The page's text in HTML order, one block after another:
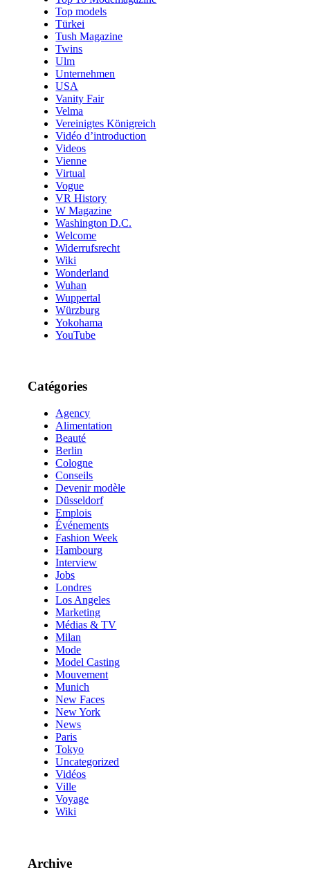
Top models
Türkei
Tush Magazine
Twins
Ulm
Unternehmen
USA
Vanity Fair
Velma
Vereinigtes Königreich
Vidéo d’introduction
Videos
Vienne
Virtual
Vogue
VR History
W Magazine
Washington D.C.
Welcome
Widerrufsrecht
Wiki
Wonderland
Wuhan
Wuppertal
Würzburg
Yokohama
YouTube
Catégories
Agency
Alimentation
Beauté
Berlin
Cologne
Conseils
Devenir modèle
Düsseldorf
Emplois
Événements
Fashion Week
Hambourg
Interview
Jobs
Londres
Los Angeles
Marketing
Médias & TV
Milan
Mode
Model Casting
Mouvement
Munich
New Faces
New York
News
Paris
Tokyo
Uncategorized
Vidéos
Ville
Voyage
Wiki
Archive